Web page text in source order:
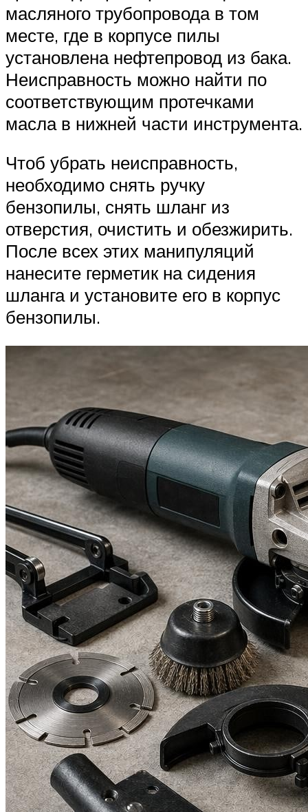
масляного трубопровода в том
месте, где в корпусе пилы
установлена ​​нефтепровод из бака.
Неисправность можно найти по
соответствующим протечками
масла в нижней части инструмента.
Чтоб убрать неисправность,
необходимо снять ручку
бензопилы, снять шланг из
отверстия, очистить и обезжирить.
После всех этих манипуляций
нанесите герметик на сидения
шланга и установите его в корпус
бензопилы.